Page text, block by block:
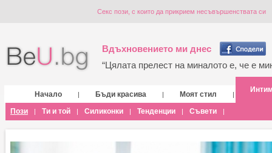
Секс пози, с които да прикрием несъвършенствата си
Вдъхновението ми днес
“Цялата прелест на миналото е, че е
Начало | Бъди красива | Моят стил |
Пози | Ти и той | Силиконки | Тенденции | Съвети |